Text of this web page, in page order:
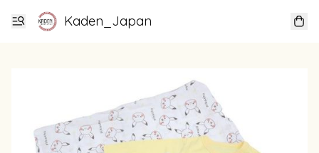
Kaden_Japan